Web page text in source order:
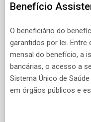
Benefício
O beneficiário do
garantidos por lei.
mensal do benefício, a
bancárias, o acesso a
Sistema Único de
em órgãos públicos e